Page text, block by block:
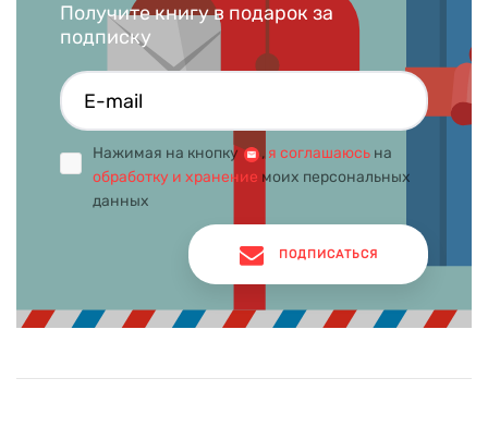
Получите книгу в подарок за
подписку
Нажимая на кнопку , я соглашаюсь на
обработку и хранение моих персональных
данных
ПОДПИСАТЬСЯ